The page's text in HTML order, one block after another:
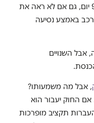
כך, למשל, שוטר יוכל לשלול רישיון ל-90 יום, גם אם לא ראה את
רכב באמצע נסיעה
אבל השנויים
, אבל מה משמעותו?
החוק יעבור הוא
תקציב מופרכות